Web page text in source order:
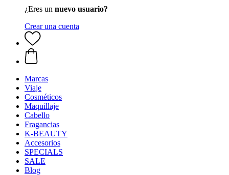
¿Eres un nuevo usuario?
Crear una cuenta
Marcas
Viaje
Cosméticos
Maquillaje
Cabello
Fragancias
K-BEAUTY
Accesorios
SPECIALS
SALE
Blog